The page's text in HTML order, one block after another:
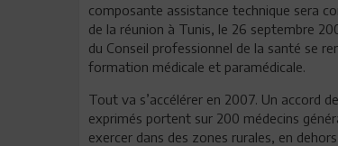
composante assistance technique sera
de la réunion à Tunis, le 26 septembre
du Conseil professionnel de la santé se
formation médicale et paramédicale.
Tout va s’accélérer en 2007. Un accord
exprimés portent sur 200 médecins
exercer dans des zones rurales, en